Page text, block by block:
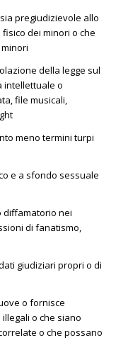
pregiudizievole allo
dei minori o che
della legge sul
intellettuale o
file musicali,
meno termini turpi
e a sfondo sessuale
diffamatorio nei
di fanatismo,
giudiziari propri o di
o fornisce
o che siano
o che possano